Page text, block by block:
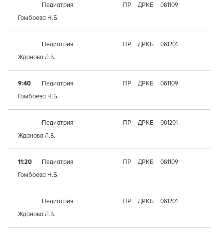
Педиатрия ПР ДРКБ 081109
Гомбоева Н.Б.
Педиатрия ПР ДРКБ 081201
Жданова Л.В.
9:40 Педиатрия ПР ДРКБ 081109
Гомбоева Н.Б.
Педиатрия ПР ДРКБ 081201
Жданова Л.В.
11:20 Педиатрия ПР ДРКБ 081109
Гомбоева Н.Б.
Педиатрия ПР ДРКБ 081201
Жданова Л.В.